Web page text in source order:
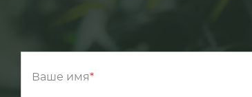
Ваше имя